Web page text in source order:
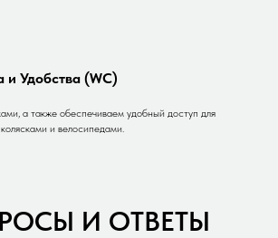
и Удобства (WC)
а также обеспечиваем удобный доступ для
и велосипедами.
И ОТВЕТЫ